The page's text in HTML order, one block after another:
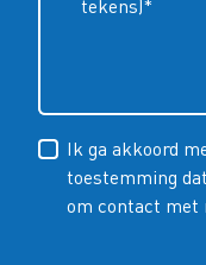
Ik ga akkoord
toestemming
om contact met